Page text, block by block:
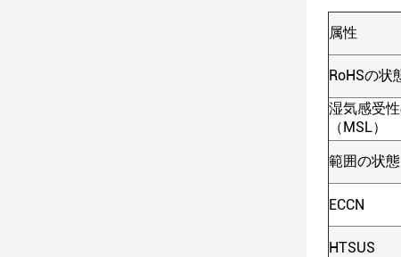
属性
RoHSの状
湿気感受
（MSL）
範囲の状態
ECCN
HTSUS